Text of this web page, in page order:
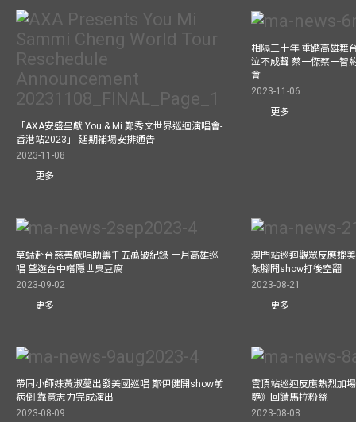
「AXA安盛呈獻 You & Mi 鄭秀文世界巡迴演唱會-
香港站2023」 延期補場安排通告
2023-11-08
更多
相隔三十年 重踏高雄舞
泣不成聲 蔡一傑蔡一智
會
2023-11-06
更多
草蜢赴台慈善獻唱助籌千五萬破紀錄 十月高雄巡
唱 望遊台中嚐隱世臭豆腐
2023-09-02
更多
澳門站巡迴觀眾反應媲
紥腳開show打後空翻
2023-08-21
更多
帶同小師妹黃淑蔓出發美國巡唱 鄭伊健開show前
病倒 靠意志力完成演出
2023-08-09
雲頂站巡迴反應熱烈加
艷》回饋馬拉粉絲
2023-08-08